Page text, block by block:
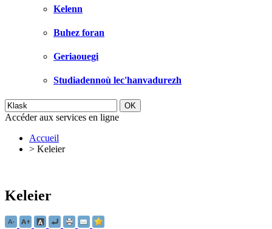
Kelenn
Buhez foran
Geriaouegi
Studiadennoù lec'hanvadurezh
Accéder aux services en ligne
Accueil
> Keleier
Keleier